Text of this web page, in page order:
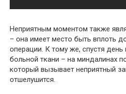
Неприятным моментом также
– она имеет место быть вплоть
операции. К тому же, спустя
больной ткани – на миндалинах
который вызывает неприятный
отшелушится.